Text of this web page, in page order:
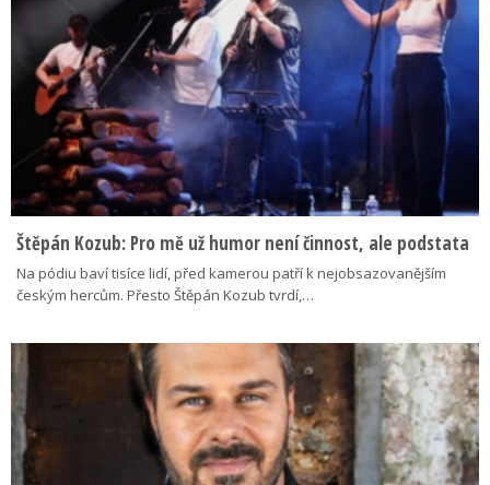
Štěpán Kozub: Pro mě už humor není činnost, ale podstata
Na pódiu baví tisíce lidí, před kamerou patří k nejobsazovanějším
českým hercům. Přesto Štěpán Kozub tvrdí,…